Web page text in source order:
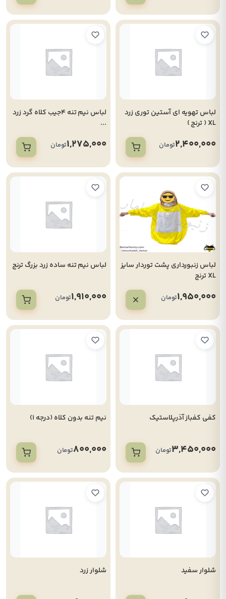
لباس تهویه ای آستین توری زرد
XL ( ترنج )
2,400,000تومان
لباس نیم تنه 4جیب کلاه گرد زرد
...
1,275,000تومان
لباس زنبورداری پشت توردار سایز
XL ترنج
1,950,000تومان
لباس نیم تنه ساده زرد بزرگ ترنج
1,910,000تومان
کفی کفباز آذرپلاستیک
3,450,000تومان
نیم تنه بدون کلاه (درجه 1)
800,000تومان
شلوار سفید شلوار زرد